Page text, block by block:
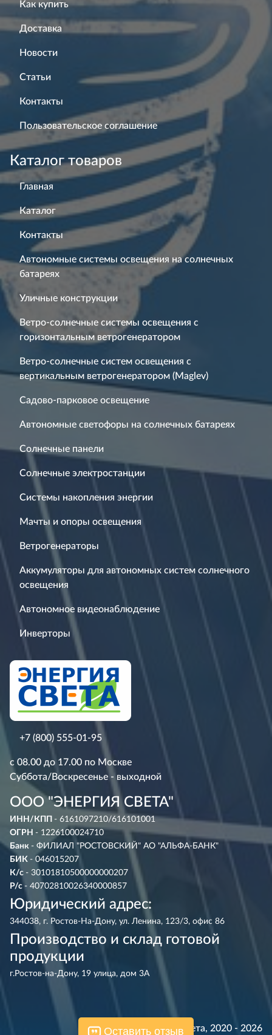
Оставить отзыв
Как купить
Доставка
Новости
Статьи
Контакты
Пользовательское соглашение
Каталог товаров
Главная
Каталог
Контакты
Автономные системы освещения на солнечных
батареях
Уличные конструкции
Ветро-солнечные системы освещения с
горизонтальным ветрогенератором
Ветро-солнечные систем освещения с
вертикальным ветрогенератором (Maglev)
Садово-парковое освещение
Автономные светофоры на солнечных батареях
Солнечные панели
Солнечные электростанции
Системы накопления энергии
Мачты и опоры освещения
Ветрогенераторы
Аккумуляторы для автономных систем солнечного
освещения
Автономное видеонаблюдение
Инверторы
+7 (800) 555-01-95
с 08.00 до 17.00 по Москве
Суббота/Воскресенье - выходной
ООО "ЭНЕРГИЯ СВЕТА"
ИНН/КПП - 6161097210/616101001
ОГРН - 1226100024710
Банк - ФИЛИАЛ "РОСТОВСКИЙ" АО "АЛЬФА-БАНК"
БИК - 046015207
К/с - 30101810500000000207
Р/с - 40702810026340000857
Юридический адрес:
344038, г. Ростов-На-Дону, ул. Ленина, 123/3, офис 86
Производство и склад готовой
продукции
г.Ростов-на-Дону, 19 улица, дом 3А
© Энергия Света, 2020 - 2026